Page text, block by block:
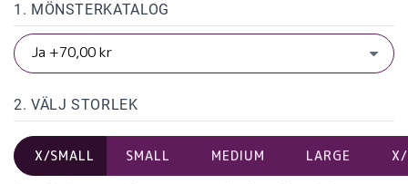
1. MÖNSTERKATALOG
2. VÄLJ STORLEK
X/SMALL SMALL MEDIUM LARGE